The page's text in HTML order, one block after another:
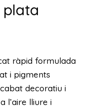
plata
ràpid formulada
i pigments
decoratiu i
l’aire lliure i